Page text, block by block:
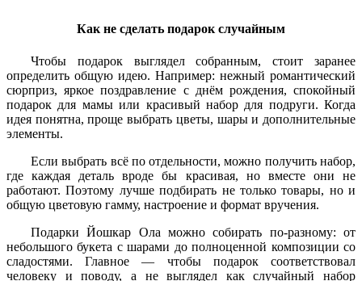
Как не сделать подарок случайным
Чтобы подарок выглядел собранным, стоит заранее
определить общую идею. Например: нежный романтический
сюрприз, яркое поздравление с днём рождения, спокойный
подарок для мамы или красивый набор для подруги. Когда
идея понятна, проще выбрать цветы, шары и дополнительные
элементы.
Если выбрать всё по отдельности, можно получить набор,
где каждая деталь вроде бы красивая, но вместе они не
работают. Поэтому лучше подбирать не только товары, но и
общую цветовую гамму, настроение и формат вручения.
Подарки Йошкар Ола можно собирать по-разному: от
небольшого букета с шарами до полноценной композиции со
сладостями. Главное — чтобы подарок соответствовал
человеку и поводу, а не выглядел как случайный набор